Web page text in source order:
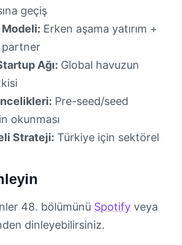
geçiş
Erken aşama yatırım +
Ağı: Global havuzun
İncelikleri: Pre-seed/seed
okunması
Strateji: Türkiye için sektörel
48. bölümünü Spotify veya
dinleyebilirsiniz.